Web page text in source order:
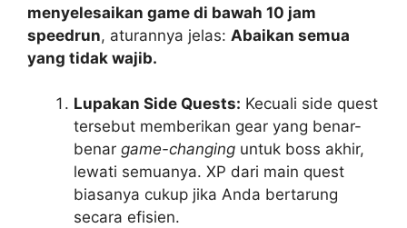
menyelesaikan game di bawah 10 jam
speedrun, aturannya jelas: Abaikan semua
yang tidak wajib.
Lupakan Side Quests: Kecuali side quest
tersebut memberikan gear yang benar-
benar game-changing untuk boss akhir,
lewati semuanya. XP dari main quest
biasanya cukup jika Anda bertarung
secara efisien.